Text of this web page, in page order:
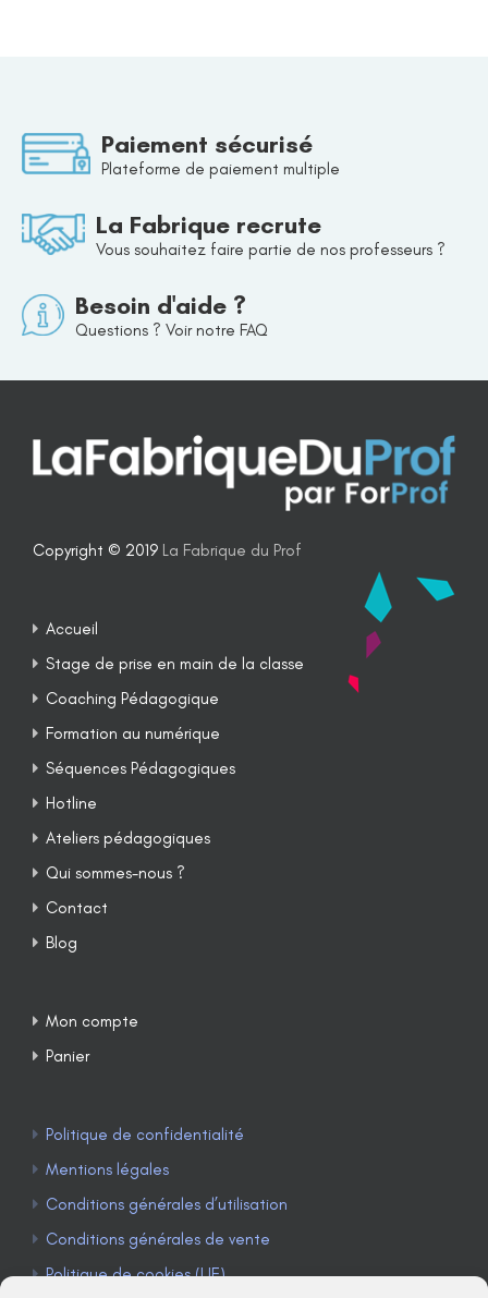
Paiement sécurisé
Plateforme de paiement multiple
La Fabrique recrute
Vous souhaitez faire partie de nos professeurs ?
Besoin d'aide ?
Questions ? Voir notre FAQ
Copyright © 2019 La Fabrique du Prof
Accueil
Stage de prise en main de la classe
Coaching Pédagogique
Formation au numérique
Séquences Pédagogiques
Hotline
Ateliers pédagogiques
Qui sommes-nous ?
Contact
Blog
Mon compte
Panier
Politique de confidentialité
Mentions légales
Conditions générales d’utilisation
Conditions générales de vente
Politique de cookies (UE)